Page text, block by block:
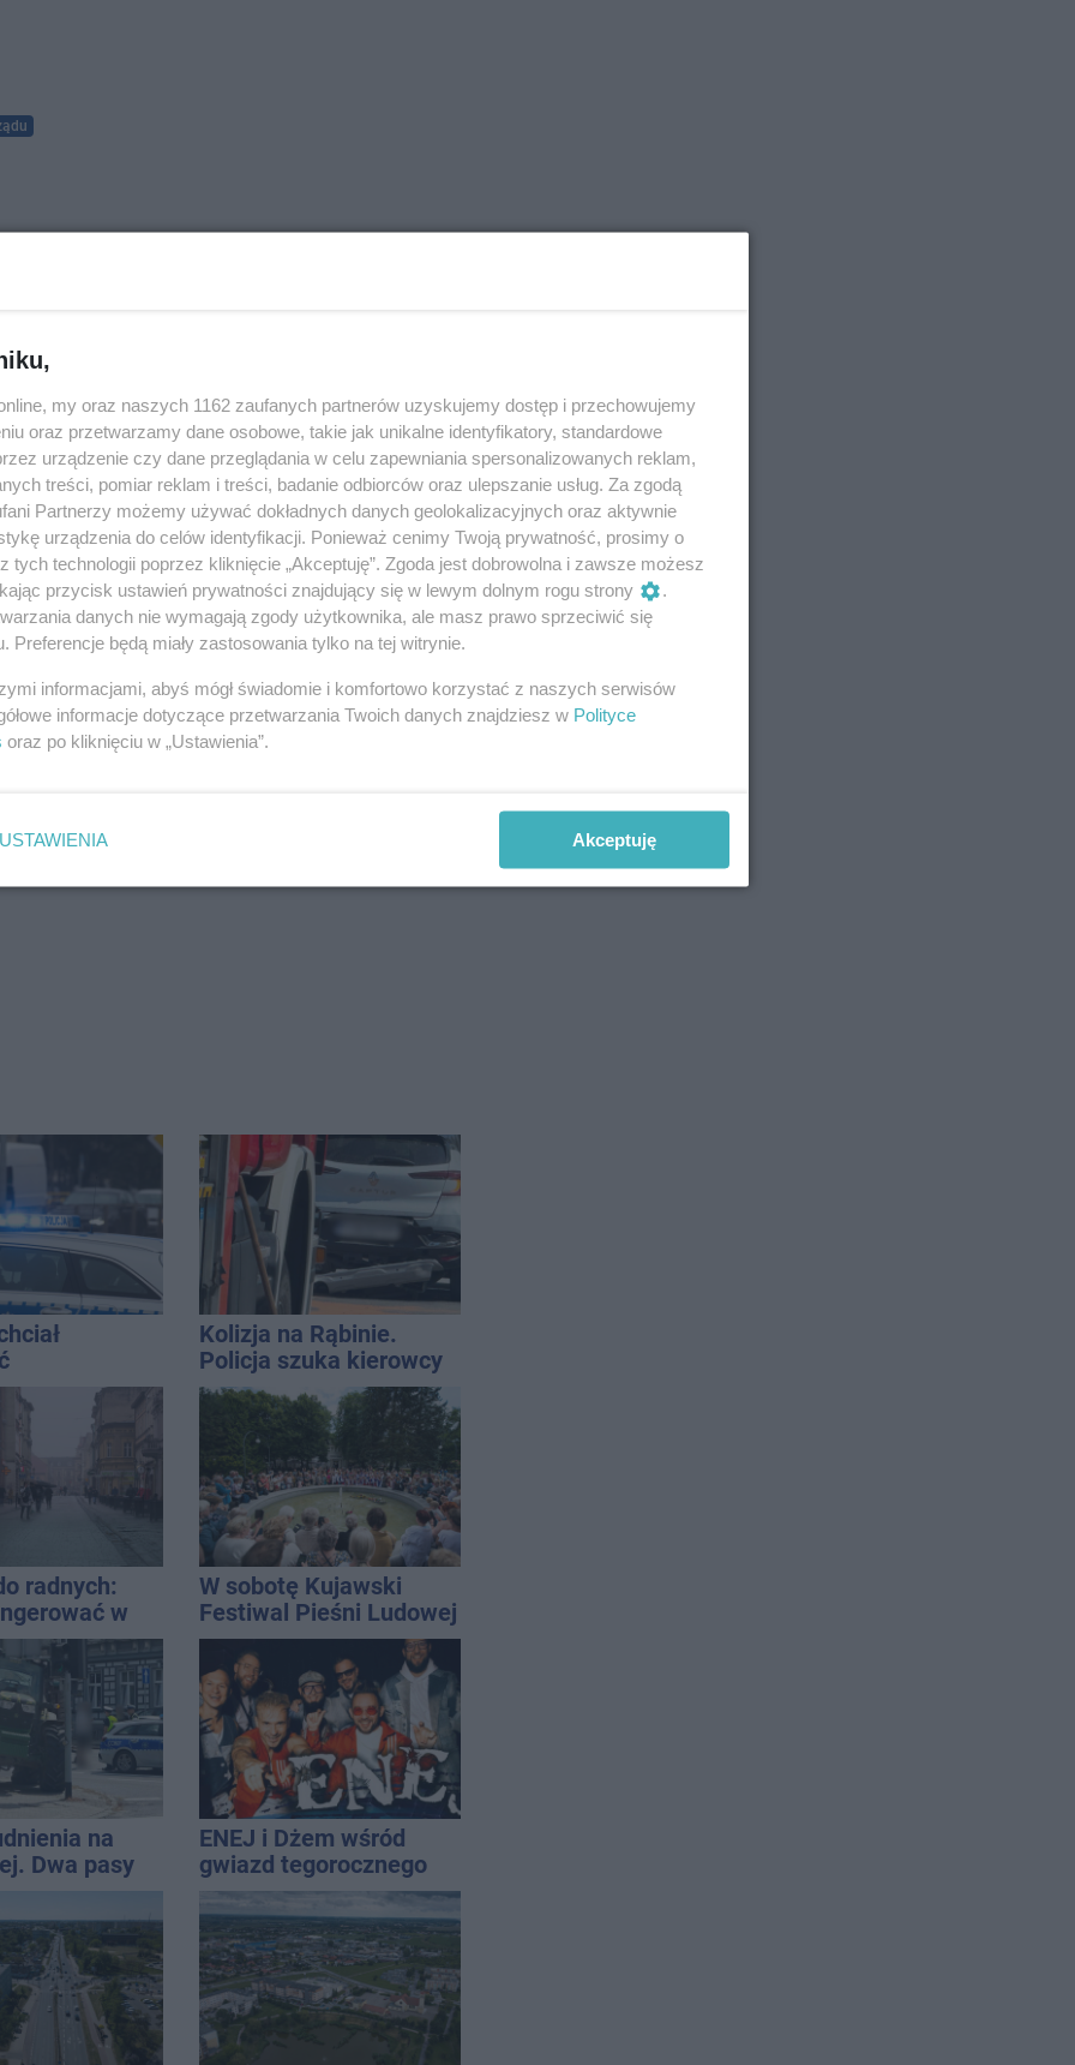
nas w Google News
Stracił
zł
Kolizja na Rąbinie.
Policja szuka kierowcy
Golfa
radnych:
w
W sobotę Kujawski
Festiwal Pieśni Ludowej
na
Dwa pasy
ENEJ i Dżem wśród
gwiazd tegorocznego
święta miasta
my oraz naszych 1162 zaufanych partnerów uzyskujemy dostęp i przechowujemy
oraz przetwarzamy dane osobowe, takie jak unikalne identyfikatory, standardowe
urządzenie czy dane przeglądania w celu zapewniania spersonalizowanych reklam,
treści, pomiar reklam i treści, badanie odbiorców oraz ulepszanie usług. Za zgodą
Partnerzy możemy używać dokładnych danych geolokalizacyjnych oraz aktywnie
urządzenia do celów identyfikacji. Ponieważ cenimy Twoją prywatność, prosimy o
tych technologii poprzez kliknięcie „Akceptuję”. Zgoda jest dobrowolna i zawsze możesz
przycisk ustawień prywatności znajdujący się w lewym dolnym rogu strony
.
danych nie wymagają zgody użytkownika, ale masz prawo sprzeciwić się
Preferencje będą miały zastosowania tylko na tej witrynie.
informacjami, abyś mógł świadomie i komfortowo korzystać z naszych serwisów
informacje dotyczące przetwarzania Twoich danych znajdziesz w Polityce
oraz po kliknięciu w „Ustawienia”.
USTAWIENIA Akceptuję